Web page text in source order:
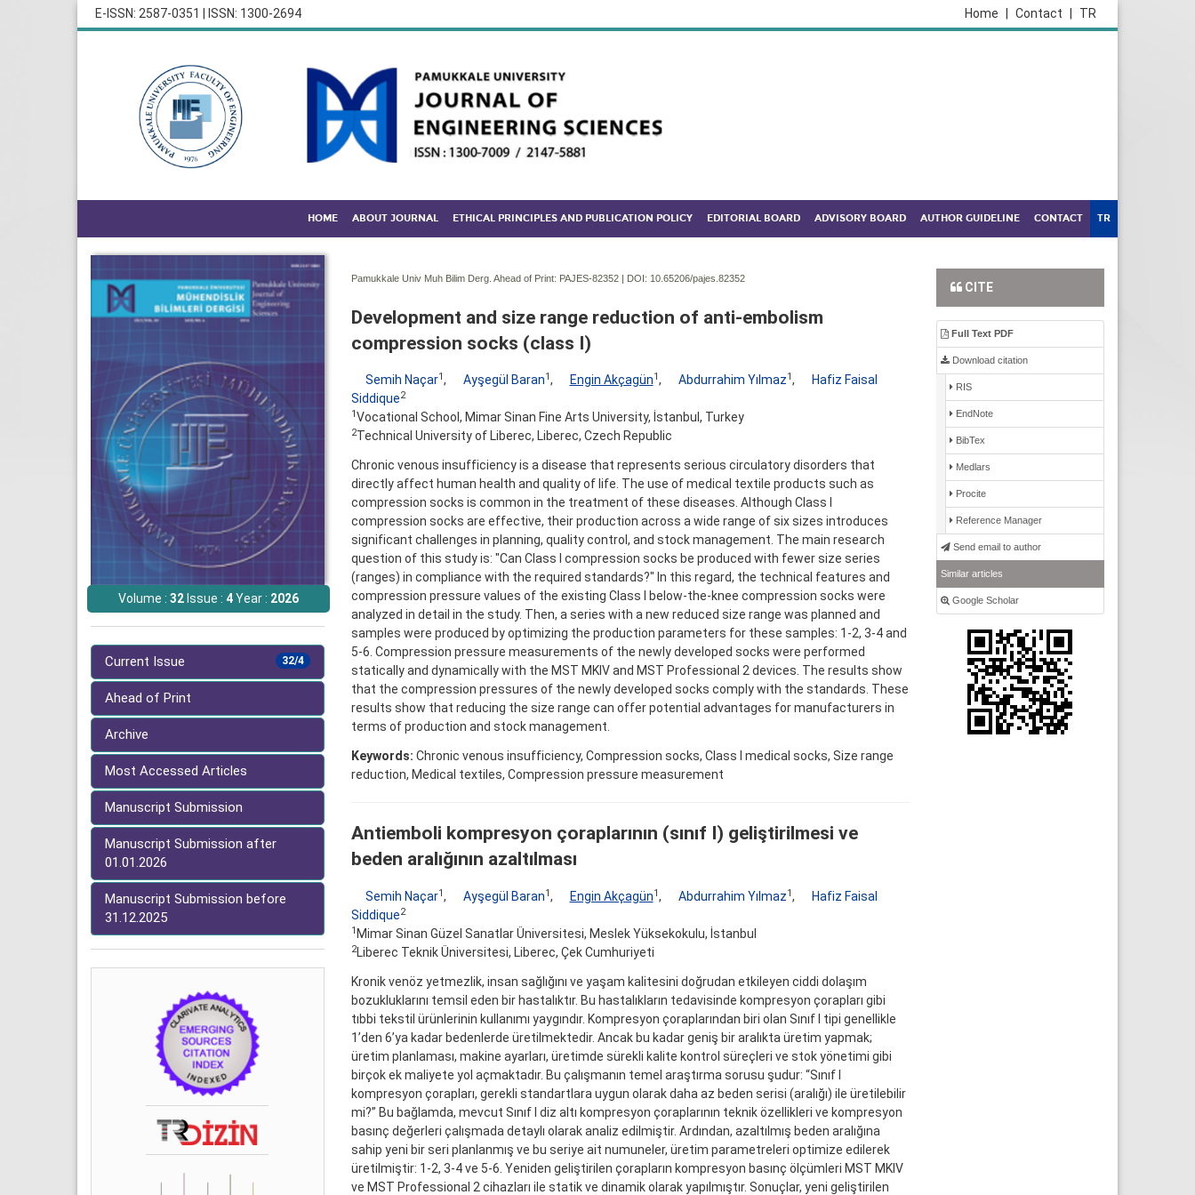
E-ISSN: 2587-0351 | ISSN: 1300-2694 TR
Contact
Home
HOME ABOUT JOURNAL ETHICAL PRINCIPLES AND PUBLICATION POLICY EDITORIAL BOARD ADVISORY BOARD AUTHOR GUIDELINE CONTACT TR
Volume : 32 Issue : 4Year : 2026
32/4
Current Issue
Ahead of Print
Archive
Most Accessed Articles
Manuscript Submission
Manuscript Submission after
01.01.2026
Manuscript Submission before
31.12.2025
Pamukkale Univ Muh Bilim Derg. Ahead of Print: PAJES-82352 | DOI: 10.65206/pajes.82352
Development and size range reduction of anti-embolism
compression socks (class I)
Semih Naçar1 , Ayşegül Baran1 , Engin Akçagün1 , Abdurrahim Yılmaz1 ,
Hafiz Faisal
Siddique2
1 Vocational School, Mimar Sinan Fine Arts University, İstanbul, Turkey
2Technical University of Liberec, Liberec, Czech Republic
Chronic venous insufficiency is a disease that represents serious circulatory disorders that
directly affect human health and quality of life. The use of medical textile products such as
compression socks is common in the treatment of these diseases. Although Class I
compression socks are effective, their production across a wide range of six sizes introduces
significant challenges in planning, quality control, and stock management. The main research
question of this study is: "Can Class I compression socks be produced with fewer size series
(ranges) in compliance with the required standards?" In this regard, the technical features and
compression pressure values of the existing Class I below-the-knee compression socks were
analyzed in detail in the study. Then, a series with a new reduced size range was planned and
samples were produced by optimizing the production parameters for these samples: 1-2, 3-4 and
5-6. Compression pressure measurements of the newly developed socks were performed
statically and dynamically with the MST MKIV and MST Professional 2 devices. The results show
that the compression pressures of the newly developed socks comply with the standards. These
results show that reducing the size range can offer potential advantages for manufacturers in
terms of production and stock management.
Keywords: Chronic venous insufficiency, Compression socks, Class I medical socks, Size range
reduction, Medical textiles, Compression pressure measurement
Antiemboli kompresyon çoraplarının (sınıf I) geliştirilmesi ve
beden aralığının azaltılması
Semih Naçar1, Ayşegül Baran1, Engin Akçagün1, Abdurrahim Yılmaz1,
Hafiz Faisal
Siddique2
1 Mimar Sinan Güzel Sanatlar Üniversitesi, Meslek Yüksekokulu, İstanbul
2Liberec Teknik Üniversitesi, Liberec, Çek Cumhuriyeti
Kronik venöz yetmezlik, insan sağlığını ve yaşam kalitesini doğrudan etkileyen ciddi dolaşım
bozukluklarını temsil eden bir hastalıktır. Bu hastalıkların tedavisinde kompresyon çorapları gibi
tıbbi tekstil ürünlerinin kullanımı yaygındır. Kompresyon çoraplarından biri olan Sınıf I tipi genellikle
1’den 6’ya kadar bedenlerde üretilmektedir. Ancak bu kadar geniş bir aralıkta üretim yapmak;
üretim planlaması, makine ayarları, üretimde sürekli kalite kontrol süreçleri ve stok yönetimi gibi
birçok ek maliyete yol açmaktadır. Bu çalışmanın temel araştırma sorusu şudur: “Sınıf I
kompresyon çorapları, gerekli standartlara uygun olarak daha az beden serisi (aralığı) ile üretilebilir
mi?” Bu bağlamda, mevcut Sınıf I diz altı kompresyon çoraplarının teknik özellikleri ve kompresyon
basınç değerleri çalışmada detaylı olarak analiz edilmiştir. Ardından, azaltılmış beden aralığına
sahip yeni bir seri planlanmış ve bu seriye ait numuneler, üretim parametreleri optimize edilerek
üretilmiştir: 1-2, 3-4 ve 5-6. Yeniden geliştirilen çorapların kompresyon basınç ölçümleri MST MKIV
ve MST Professional 2 cihazları ile statik ve dinamik olarak yapılmıştır. Sonuçlar, yeni geliştirilen
CITE
Full Text PDF
Download citation
RIS
EndNote
BibTex
Medlars
Procite
Reference Manager
Send email to author
Similar articles
Google Scholar